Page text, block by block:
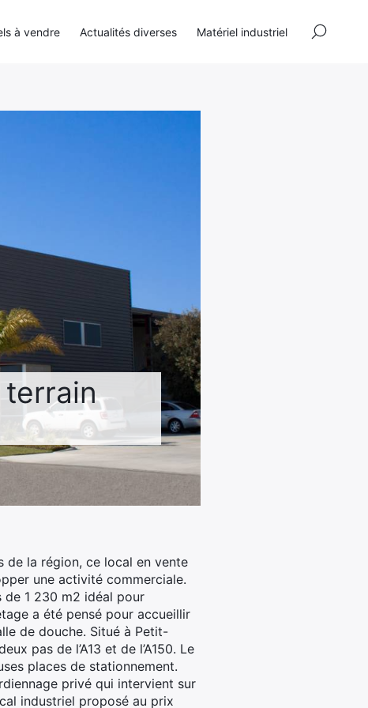
terrain
de la région, ce local en vente
une activité commerciale.
de 1 230 m2 idéal pour
a été pensé pour accueillir
de douche. Situé à Petit-
pas de l’A13 et de l’A150. Le
places de stationnement.
privé qui intervient sur
industriel proposé au prix
à vendre Actualités diverses Matériel industriel